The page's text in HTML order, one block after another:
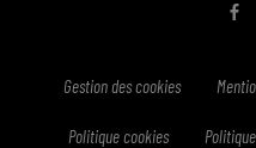
Gestion des cookies
Politique cookies